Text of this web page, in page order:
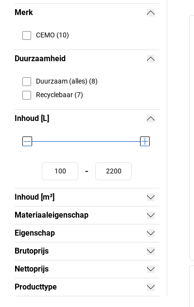
Merk
CEMO (10)
Duurzaamheid
Duurzaam (alles) (8)
Recyclebaar (7)
Inhoud [L]
-
Inhoud [m³]
Materiaaleigenschap
Eigenschap
Brutoprijs
Nettoprijs
Producttype